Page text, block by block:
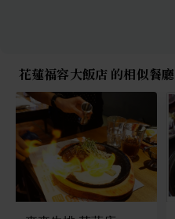
花蓮福容大飯店 的相似餐廳